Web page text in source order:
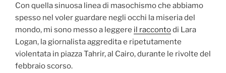
Con quella sinuosa linea di masochismo che abbiamo
spesso nel voler guardare negli occhi la miseria del
mondo, mi sono messo a leggere il raccontodi Lara
Logan, la giornalista aggredita e ripetutamente
violentata in piazza Tahrir, al Cairo, durante le rivolte del
febbraio scorso.